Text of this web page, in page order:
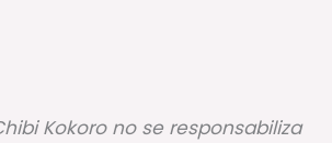
Kokoro no se responsabiliza